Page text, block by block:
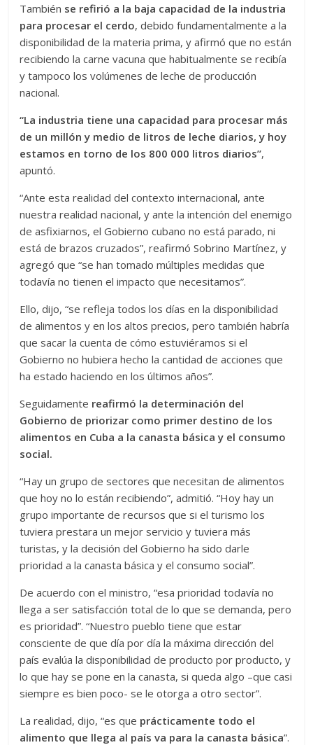
También se refirió a la baja capacidad de la industria
para procesar el cerdo, debido fundamentalmente a la
disponibilidad de la materia prima, y afirmó que no están
recibiendo la carne vacuna que habitualmente se recibía
y tampoco los volúmenes de leche de producción
nacional.
“La industria tiene una capacidad para procesar más
de un millón y medio de litros de leche diarios, y hoy
estamos en torno de los 800 000 litros diarios”,
apuntó.
“Ante esta realidad del contexto internacional, ante
nuestra realidad nacional, y ante la intención del enemigo
de asfixiarnos, el Gobierno cubano no está parado, ni
está de brazos cruzados”, reafirmó Sobrino Martínez, y
agregó que “se han tomado múltiples medidas que
todavía no tienen el impacto que necesitamos”.
Ello, dijo, “se refleja todos los días en la disponibilidad
de alimentos y en los altos precios, pero también habría
que sacar la cuenta de cómo estuviéramos si el
Gobierno no hubiera hecho la cantidad de acciones que
ha estado haciendo en los últimos años”.
Seguidamente reafirmó la determinación del
Gobierno de priorizar como primer destino de los
alimentos en Cuba a la canasta básica y el consumo
social.
“Hay un grupo de sectores que necesitan de alimentos
que hoy no lo están recibiendo”, admitió. “Hoy hay un
grupo importante de recursos que si el turismo los
tuviera prestara un mejor servicio y tuviera más
turistas, y la decisión del Gobierno ha sido darle
prioridad a la canasta básica y el consumo social”.
De acuerdo con el ministro, “esa prioridad todavía no
llega a ser satisfacción total de lo que se demanda, pero
es prioridad”. “Nuestro pueblo tiene que estar
consciente de que día por día la máxima dirección del
país evalúa la disponibilidad de producto por producto, y
lo que hay se pone en la canasta, si queda algo –que casi
siempre es bien poco- se le otorga a otro sector”.
La realidad, dijo, “es que prácticamente todo el
alimento que llega al país va para la canasta básica”.